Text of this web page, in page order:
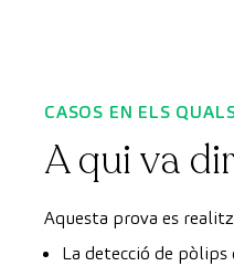
CASOS EN ELS
A qui va
Aquesta prova es
La detecció de